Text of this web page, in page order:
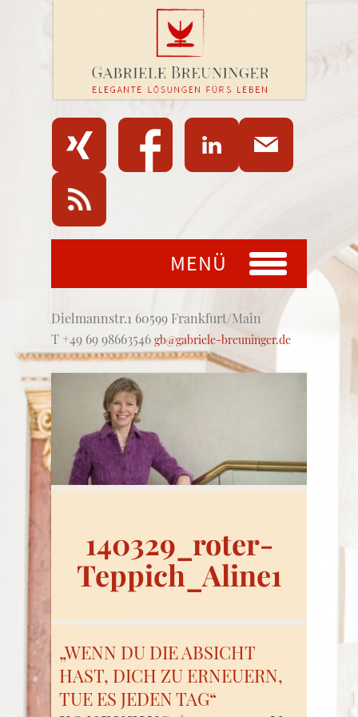
MENÜ
Dielmannstr.1 60599 Frankfurt/Main
T +49 69 98663546 gb@gabriele-breuninger.de
140329_roter-
Teppich_Aline1
„WENN DU DIE ABSICHT
HAST, DICH ZU ERNEUERN,
TUE ES JEDEN TAG“